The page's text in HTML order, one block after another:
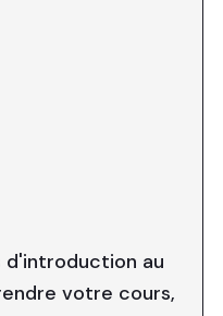
d'introduction au
votre cours,